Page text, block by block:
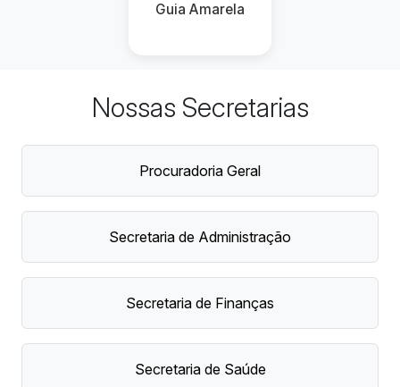
Guia Amarela
Nossas Secretarias
Procuradoria Geral
Secretaria de Administração
Secretaria de Finanças
Secretaria de Saúde